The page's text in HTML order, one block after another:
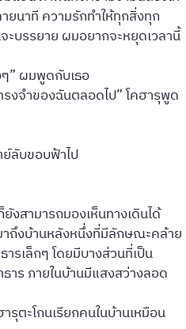
ยนาที ความรักทำให้ทุกสิ่งทุก
ะบรรยาย ผมอยากจะหยุดเวลานี้
ๆ” ผมพูดกับเธอ
รงจำของฉันตลอดไป” โคฮารุพูด
ลับขอบฟ้าไป
สามารถมองเห็นทางเดินได้
าถึงบ้านหลังหนึ่งที่มีลักษณะคล้าย
รเล็กๆ โดยมีบางส่วนที่เป็น
ธาร ภายในบ้านมีแสงสว่างลอด
ตะโกนเรียกคนในบ้านเหมือน